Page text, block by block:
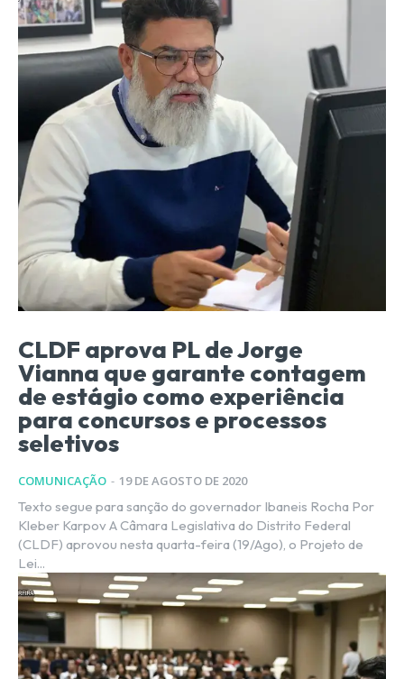
CLDF aprova PL de Jorge
Vianna que garante contagem
de estágio como experiência
para concursos e processos
seletivos
COMUNICAÇÃO - 19 DE AGOSTO DE 2020
Texto segue para sanção do governador Ibaneis Rocha Por
Kleber Karpov A Câmara Legislativa do Distrito Federal
(CLDF) aprovou nesta quarta-feira (19/Ago), o Projeto de
Lei...